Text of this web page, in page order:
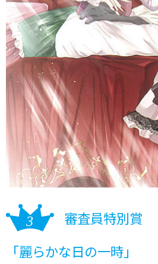
審査員特別賞
「麗らかな日の一時」